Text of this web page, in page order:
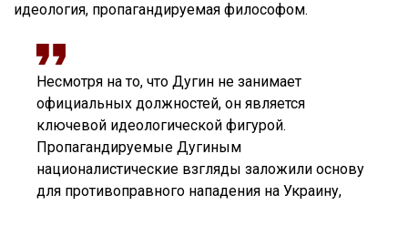
идеология, пропагандируемая философом.
Несмотря на то, что Дугин не занимает
официальных должностей, он является
ключевой идеологической фигурой.
Пропагандируемые Дугиным
националистические взгляды заложили основу
для противоправного нападения на Украину,